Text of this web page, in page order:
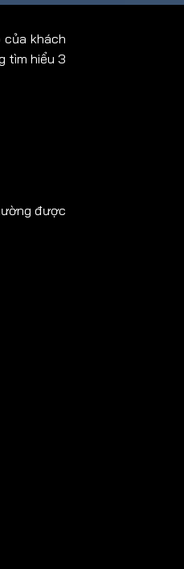
khách
tìm hiểu 3
được